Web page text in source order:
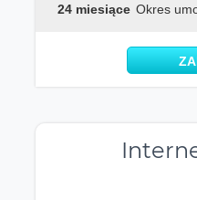
24 miesiące Okres